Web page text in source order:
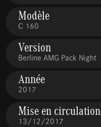
Modèle
C 160
Version
Berline AMG Pack Night
Année
2017
Mise en circulation
13/12/2017